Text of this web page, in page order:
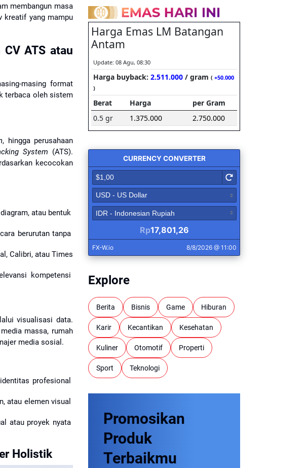
membangun masa
kreatif yang mampu
ATS atau
masing format
terbaca oleh sistem
, hingga perusahaan
System (ATS).
kecocokan
atau bentuk
berurutan tanpa
Calibri, atau Times
kompetensi
visualisasi data.
massa, rumah
media sosial.
profesional
atau elemen visual
atau proyek nyata
Holistik
Explore
Berita Bisnis Game Hiburan
Karir Kecantikan Kesehatan
Kuliner Otomotif Properti
Sport Teknologi
Promosikan
Produk
Terbaikmu